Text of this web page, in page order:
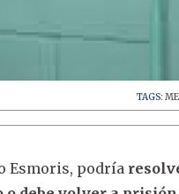
TAGS:
Esmoris, podría